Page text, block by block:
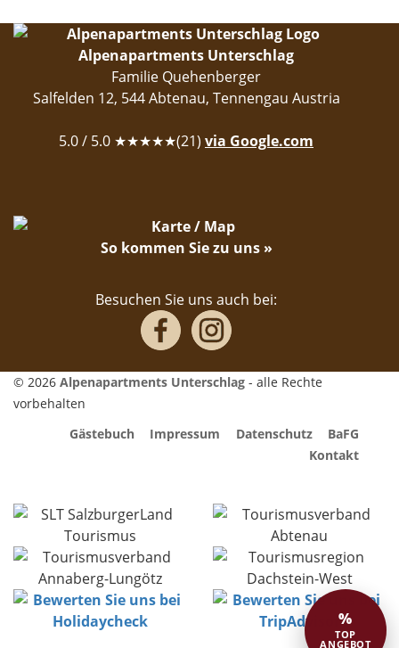
%
TOP
ANGEBOT
Alpenapartments Unterschlag
Familie Quehenberger
Salfelden 12, 544 Abtenau, Tennengau Austria
5.0/ 5.0 ★★★★★(21) via Google.com
So kommen Sie zu uns »
Besuchen Sie uns auch bei:
© 2026 Alpenapartments Unterschlag - alle Rechte
vorbehalten
BaFG
Datenschutz
Impressum
Gästebuch
Kontakt